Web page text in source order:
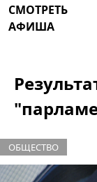
СМОТРЕТЬ
АФИША
ОБЩЕСТВО